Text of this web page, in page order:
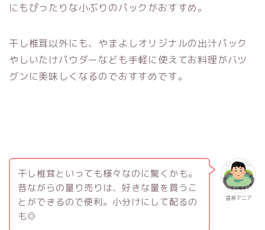
にもぴったりな小ぶりのパックがおすすめ。
干し椎茸以外にも、やまよしオリジナルの出汁パック
やしいたけパウダーなども手軽に使えてお料理がバツ
グンに美味しくなるのでおすすめです。
温泉マニア
干し椎茸といっても様々なのに驚くかも。
昔ながらの量り売りは、好きな量を買うこ
とができるので便利。小分けにして配るの
も◎